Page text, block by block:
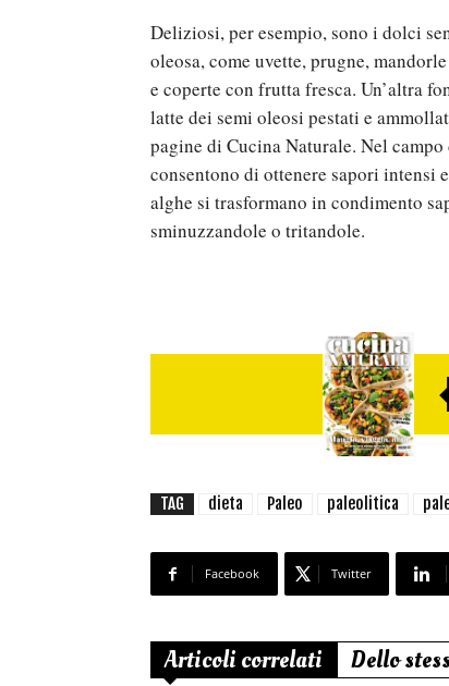
Deliziosi, per esempio, sono i dolci
oleosa, come uvette, prugne,
e coperte con frutta fresca. Un’altra
latte dei semi oleosi pestati e
pagine di Cucina Naturale. Nel
consentono di ottenere sapori intensi
alghe si trasformano in condimento
sminuzzandole o tritandole.
TAG dieta Paleo paleolitica
Facebook Twitter
Articoli correlati Dello